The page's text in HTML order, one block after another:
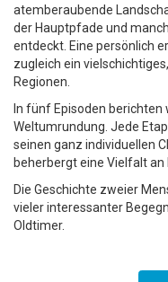
atemberaubende
der Hauptpfade und
entdeckt. Eine persönlich
zugleich ein
Regionen.
In fünf Episoden berichten
Weltumrundung. Jede
seinen ganz individuellen
beherbergt eine Vielfalt an
Die Geschichte zweier
vieler interessanter
Oldtimer.